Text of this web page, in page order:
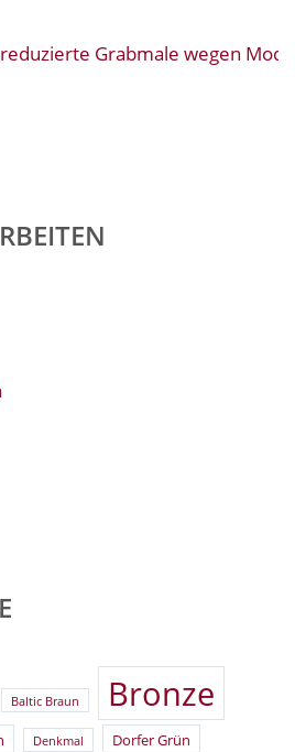
Grabmale wegen
Baltic Braun Bronze
Denkmal Dorfer Grün